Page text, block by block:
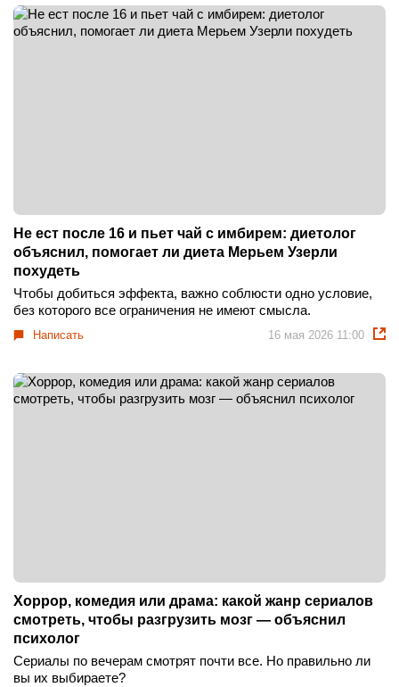
Не ест после 16 и пьет чай с имбирем: диетолог
объяснил, помогает ли диета Мерьем Узерли
похудеть
Чтобы добиться эффекта, важно соблюсти одно условие,
без которого все ограничения не имеют смысла.
Написать 16 мая 2026 11:00
Хоррор, комедия или драма: какой жанр сериалов
смотреть, чтобы разгрузить мозг — объяснил
психолог
Сериалы по вечерам смотрят почти все. Но правильно ли
вы их выбираете?